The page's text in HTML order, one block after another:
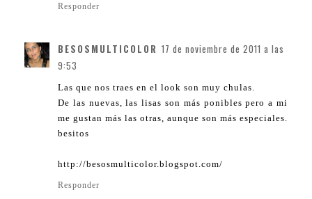
Responder
BESOSMULTICOLOR 17 de noviembre de 2011 a las
9:53
Las que nos traes en el look son muy chulas.
De las nuevas, las lisas son más ponibles pero a mi
me gustan más las otras, aunque son más especiales.
besitos
http://besosmulticolor.blogspot.com/
Responder